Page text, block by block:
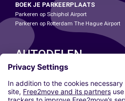
BOEK JE PARKEERPLAATS
Parkeren op Schiphol Airport
Parkeren op Rotterdam The Hague Airport
AUTODELEN
ONZE STEDEN
Paris
Madrid